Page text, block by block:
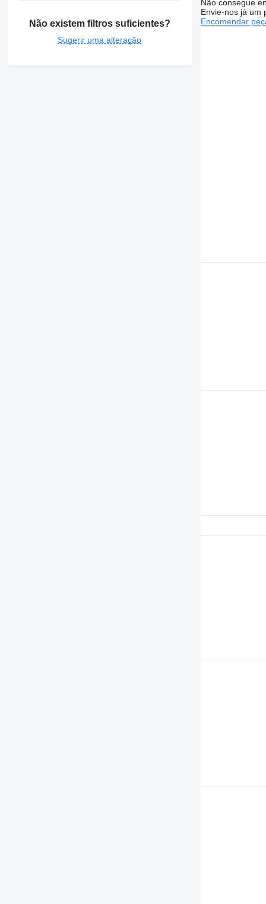
Não existem filtros suficientes?
Sugerir uma alteração
Não consegue
Envie-nos já um
Encomendar